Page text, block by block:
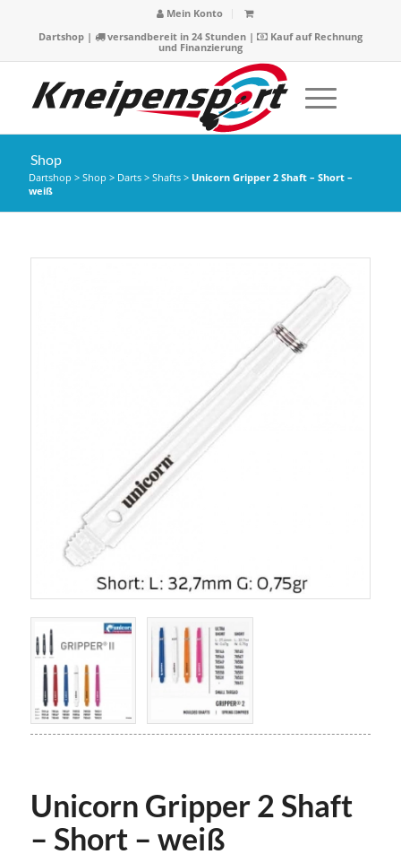
Mein Konto
Dartshop| versandbereit in 24 Stunden |
Kauf auf Rechnung
und Finanzierung
Shop
Dartshop > Shop > Darts> Shafts> Unicorn Gripper 2 Shaft – Short –
weiß
Unicorn Gripper 2 Shaft
– Short – weiß